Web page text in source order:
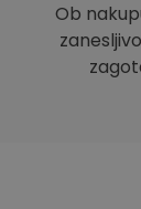
Ob